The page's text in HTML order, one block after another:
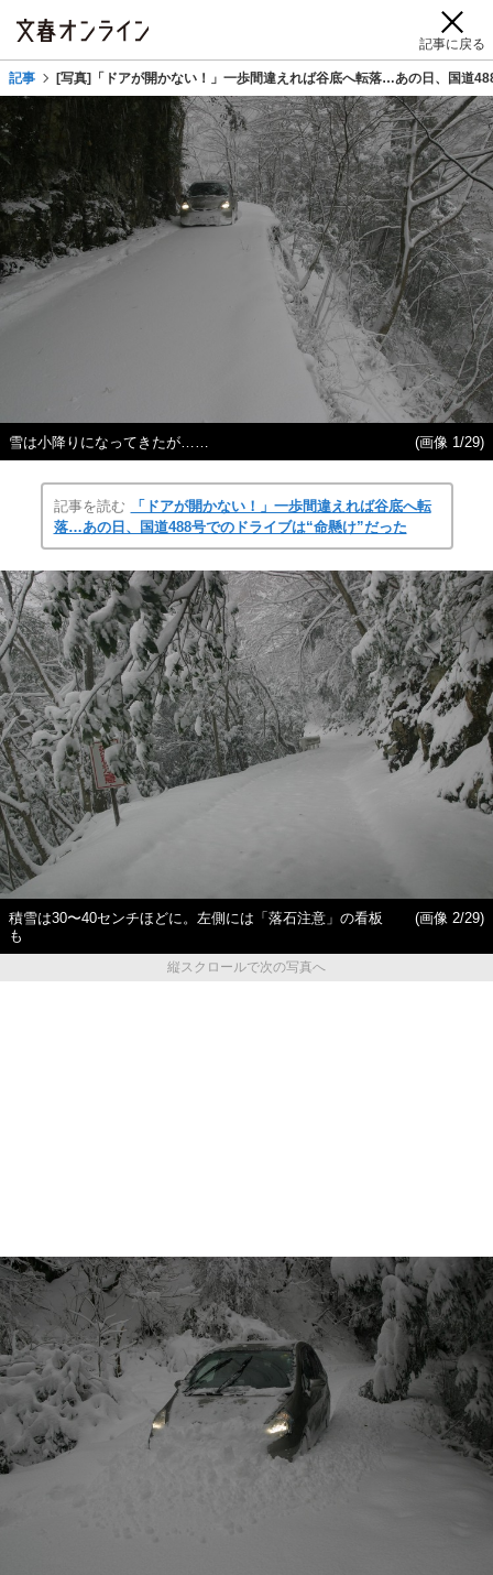
記事に戻る
記事 [写真]「ドアが開かない！」一歩間違えれば谷底へ転落…あの日、国道
雪は小降りになってきたが…… (画像 1/29)
記事を読む
「ドアが開かない！」一歩間違えれば谷底へ転
落…あの日、国道488号でのドライブは“命懸け”だった
積雪は30〜40センチほどに。左側には「落石注意」の看板
も
(画像 2/29)
縦スクロールで次の写真へ